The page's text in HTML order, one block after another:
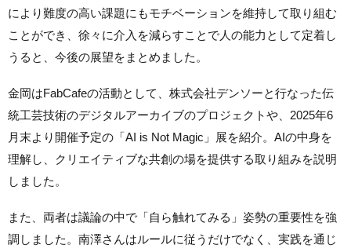
により難度の高い課題にもモチベーションを維持して取り組む
ことができ、徐々に介入を減らすことで人の能力として定着し
うると、今後の展望をまとめました。
金岡はFabCafeの活動として、株式会社デンソーと行なった伝
統工芸技術のデジタルアーカイブのプロジェクトや、2025年6
月末より開催予定の「AI is Not Magic」展を紹介。AIの中身を
理解し、クリエイティブな共創の場を提供する取り組みを説明
しました。
また、両者は議論の中で「自ら触れてみる」姿勢の重要性を強
調しました。南澤さんはルールに従うだけでなく、実践を通じ